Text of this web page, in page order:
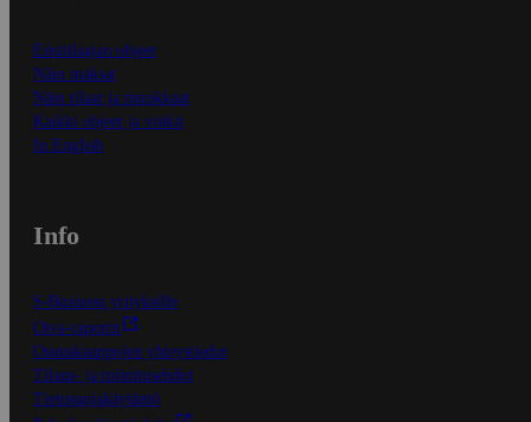
Ensitilaajan ohjeet
Näin maksat
Näin tilaat ja muokkaat
Kaikki ohjeet ja vinkit
In English
Info
S-Business yrityksille
Oiva-raportit
Osuuskauppojen yhteystiedot
Tilaus- ja toimitusehdot
Tietosuojakäytäntö